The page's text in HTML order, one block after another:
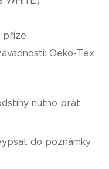
příze
Oeko-Tex
nutno prát
do poznámky